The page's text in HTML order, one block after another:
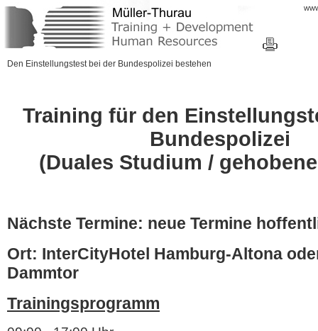
Den Einstellungstest bei der Bundespolizei bestehen
Training für den
Bundespolizei
(Duales Studium /
Nächste Termine: neue Termine
Ort: InterCityHotel Hamburg-Altona
Dammtor
Trainingsprogramm